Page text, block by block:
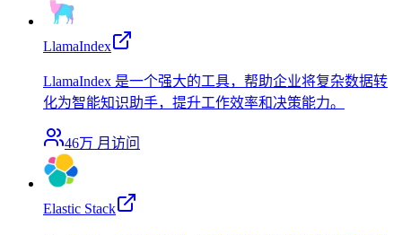
LlamaIndex
LlamaIndex 是一个强大的工具，帮助企业将复杂数据转
化为智能知识助手，提升工作效率和决策能力。
46万 月访问
Elastic Stack